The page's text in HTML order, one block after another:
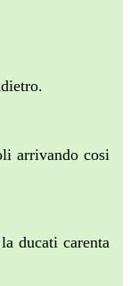
arrivando cosi
ducati carenta